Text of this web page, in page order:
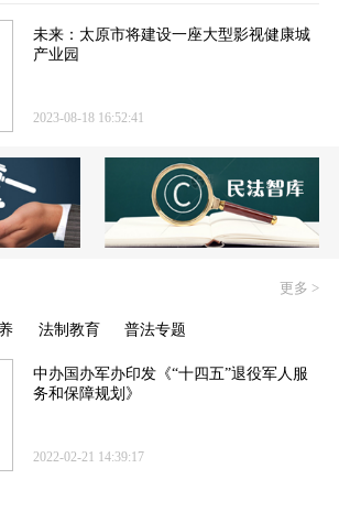
未来：太原市将建设一座大型影视健康城
产业园
2023-08-18 16:52:41
更多 >
法制教育 普法专题
中办国办军办印发《“十四五”退役军人服
务和保障规划》
2022-02-21 14:39:17